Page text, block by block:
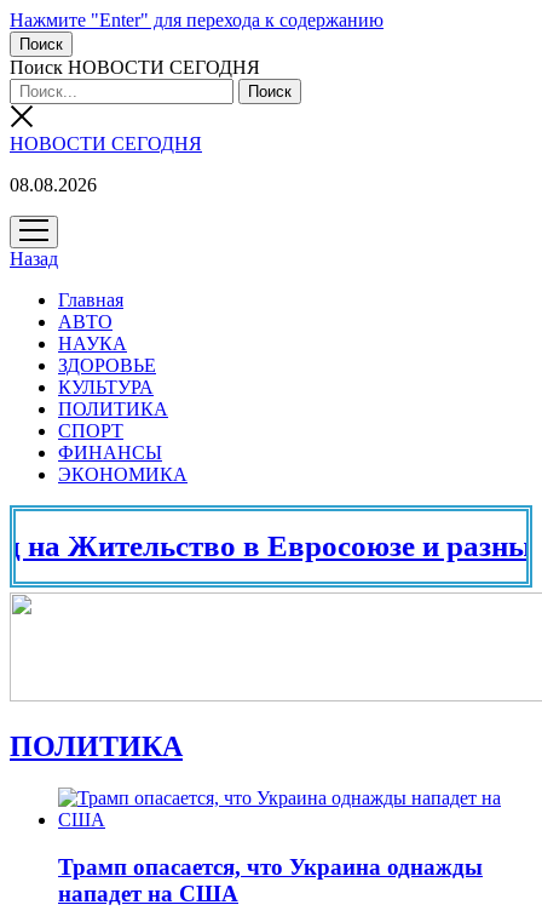
Нажмите "Enter" для перехода к содержанию
Поиск
Поиск НОВОСТИ СЕГОДНЯ
НОВОСТИ СЕГОДНЯ
08.08.2026
открыть
меню
Назад
Главная
АВТО
НАУКА
ЗДОРОВЬЕ
КУЛЬТУРА
ПОЛИТИКА
СПОРТ
ФИНАНСЫ
ЭКОНОМИКА
в Евросоюзе и разных
ПОЛИТИКА
Трамп опасается, что Украина однажды
нападет на США